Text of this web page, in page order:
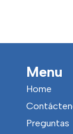
Menu
Home
Preguntas